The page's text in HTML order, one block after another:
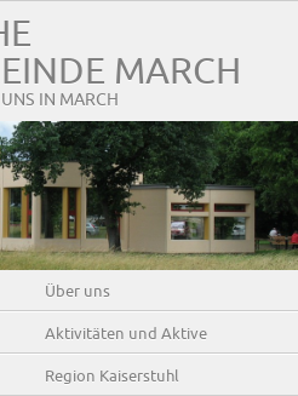
MARCH
IN MARCH
Über uns
Aktivitäten und Aktive
Region Kaiserstuhl